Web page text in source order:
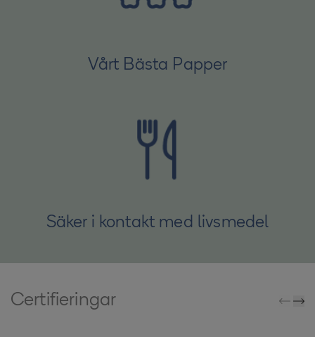
Vårt Bästa Papper
Säker i kontakt med livsmedel
Certifieringar